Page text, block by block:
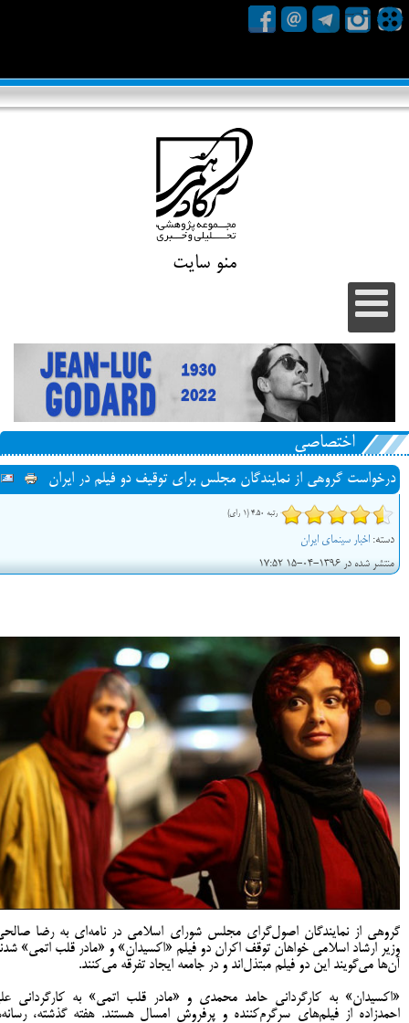
منو سایت
اختصاصی
درخواست گروهی از نمایندگان مجلس برای توقیف دو فیلم در ایران
رتبه 4.50 (1 رای)
دسته: اخبار سینمای ایران
منتشر شده در 1396-04-15 17:52
گروهی از نمایندگان اصول‌گرای مجلس شورای اسلامی در نامه‌ای به رضا
وزیر ارشاد اسلامی خواهان توقف اکران دو فیلم «اکسیدان» و «مادر قلب اتمی»
آن‌ها می‌گویند این دو فیلم مبتذل‌اند و در جامعه ایجاد تفرقه می‌کنند.
«اکسیدان» به کارگردانی حامد محمدی و «مادر قلب اتمی» به کارگردانی
احمدزاده از فیلم‌های سرگرم‌کننده و پرفروش امسال هستند. هفته گذشته،